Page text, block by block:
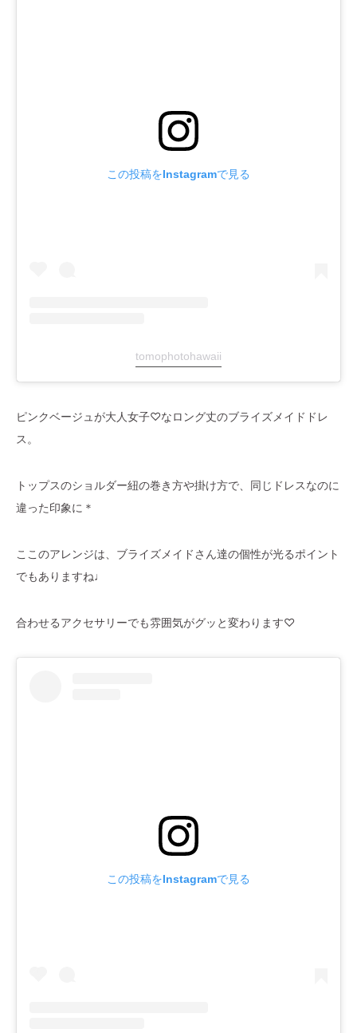
この投稿をInstagramで見る
tomophotohawaii
ピンクベージュが大人女子♡なロング丈のブライズメイドドレ
ス。
トップスのショルダー紐の巻き方や掛け方で、同じドレスなのに
違った印象に＊
ここのアレンジは、ブライズメイドさん達の個性が光るポイント
でもありますね♩
合わせるアクセサリーでも雰囲気がグッと変わります♡
この投稿をInstagramで見る